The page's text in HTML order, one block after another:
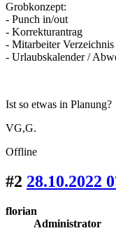
Grobkonzept:
- Punch in/out
- Korrekturantrag
- Mitarbeiter
- Urlaubskalender /
Ist so etwas in Planung?
VG,G.
Offline
#2 28.10.2022
florian
Administrator